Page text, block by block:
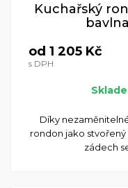
Kuchařský
od 1 205 Kč
s DPH
​Díky
rondon jako
zádech